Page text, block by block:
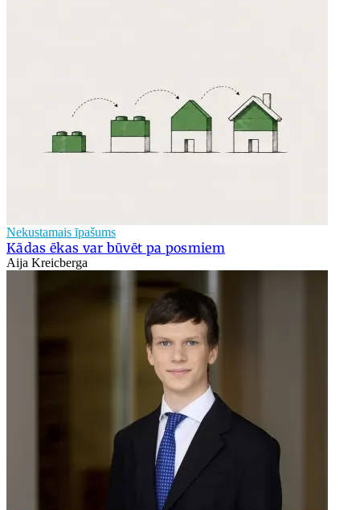
Nekustamais īpašums
Kādas ēkas var būvēt pa posmiem
Aija Kreicberga